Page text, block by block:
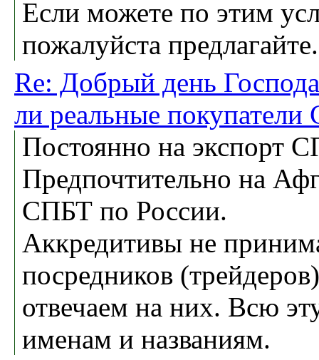
Если можете по этим
пожалуйста предлагайте.
Re: Добрый день
ли реальные
Постоянно на экспорт
Предпочтительно на
СПБТ по России.
Аккредитивы не
посредников
отвечаем на них. Всю
именам и названиям.